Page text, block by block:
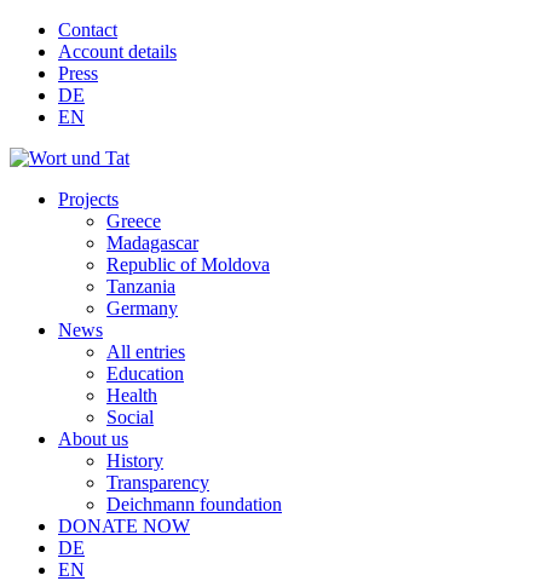
Contact
Account details
Press
DE
EN
Projects
Greece
Madagascar
Republic of Moldova
Tanzania
Germany
News
All entries
Education
Health
Social
About us
History
Transparency
Deichmann foundation
DONATE NOW
DE
EN